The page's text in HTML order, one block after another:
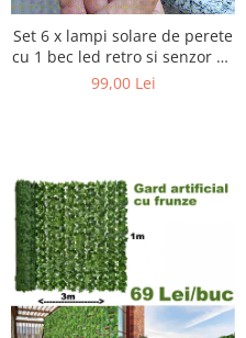
Set 6 x lampi solare de perete
cu 1 bec led retro si senzor de
miscare - LED
99,00 Lei